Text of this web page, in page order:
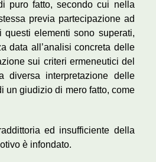
puro fatto, secondo cui nella
previa partecipazione ad
elementi sono superati,
data all’analisi concreta delle
sui criteri ermeneutici del
diversa interpretazione delle
un giudizio di mero fatto, come
ed insufficiente della
è infondato.